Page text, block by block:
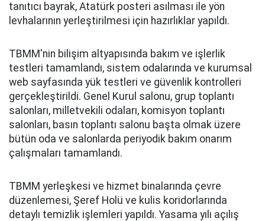
tanıtıcı bayrak, Atatürk posteri asılması ile yön
levhalarının yerleştirilmesi için hazırlıklar yapıldı.
TBMM'nin bilişim altyapısında bakım ve işlerlik
testleri tamamlandı, sistem odalarında ve kurumsal
web sayfasında yük testleri ve güvenlik kontrolleri
gerçekleştirildi. Genel Kurul salonu, grup toplantı
salonları, milletvekili odaları, komisyon toplantı
salonları, basın toplantı salonu başta olmak üzere
bütün oda ve salonlarda periyodik bakım onarım
çalışmaları tamamlandı.
TBMM yerleşkesi ve hizmet binalarında çevre
düzenlemesi, Şeref Holü ve kulis koridorlarında
detaylı temizlik işlemleri yapıldı. Yasama yılı açılış